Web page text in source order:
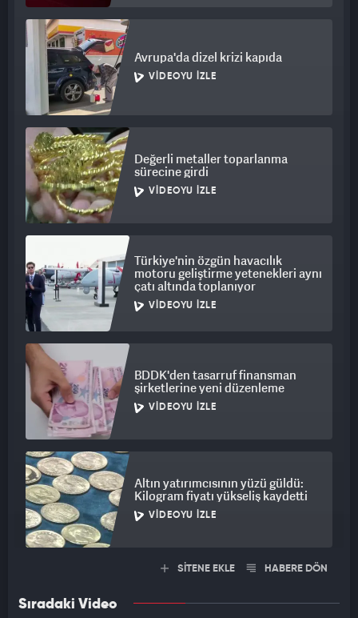
Avrupa'da dizel krizi kapıda
VIDEOYU İZLE
Değerli metaller toparlanma
sürecine girdi
VIDEOYU İZLE
Türkiye'nin özgün havacılık
motoru geliştirme yetenekleri aynı
çatı altında toplanıyor
VIDEOYU İZLE
BDDK'den tasarruf finansman
şirketlerine yeni düzenleme
VIDEOYU İZLE
Altın yatırımcısının yüzü güldü:
Kilogram fiyatı yükseliş kaydetti
VIDEOYU İZLE
SİTENE EKLE HABERE DÖN
Sıradaki Video